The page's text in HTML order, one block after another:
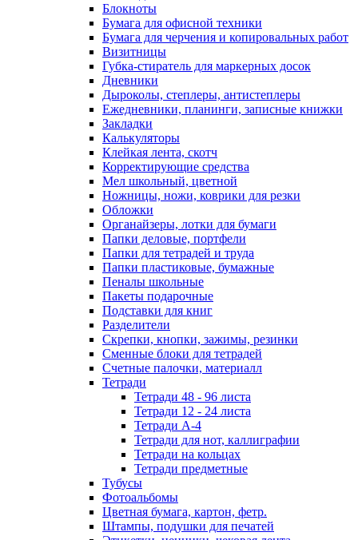
Блокноты
Бумага для офисной техники
Бумага для черчения и копировальных работ
Визитницы
Губка-стиратель для маркерных досок
Дневники
Дыроколы, степлеры, антистеплеры
Ежедневники, планинги, записные книжки
Закладки
Калькуляторы
Клейкая лента, скотч
Корректирующие средства
Мел школьный, цветной
Ножницы, ножи, коврики для резки
Обложки
Органайзеры, лотки для бумаги
Папки деловые, портфели
Папки для тетрадей и труда
Папки пластиковые, бумажные
Пеналы школьные
Пакеты подарочные
Подставки для книг
Разделители
Скрепки, кнопки, зажимы, резинки
Сменные блоки для тетрадей
Счетные палочки, материалл
Тетради
Тетради 48 - 96 листа
Тетради 12 - 24 листа
Тетради А-4
Тетради для нот, каллиграфии
Тетради на кольцах
Тетради предметные
Тубусы
Фотоальбомы
Цветная бумага, картон, фетр.
Штампы, подушки для печатей